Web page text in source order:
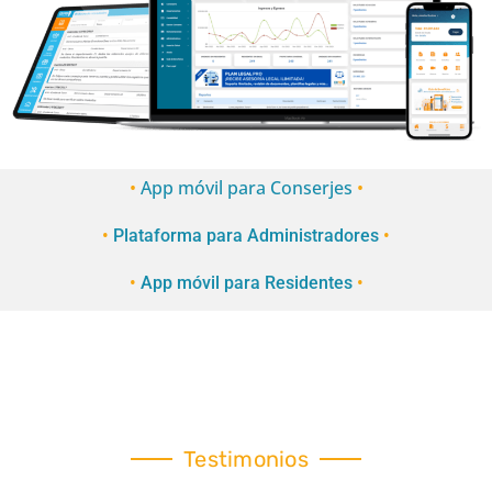
• App móvil para Conserjes •
• Plataforma para Administradores •
• App móvil para Residentes •
Testimonios